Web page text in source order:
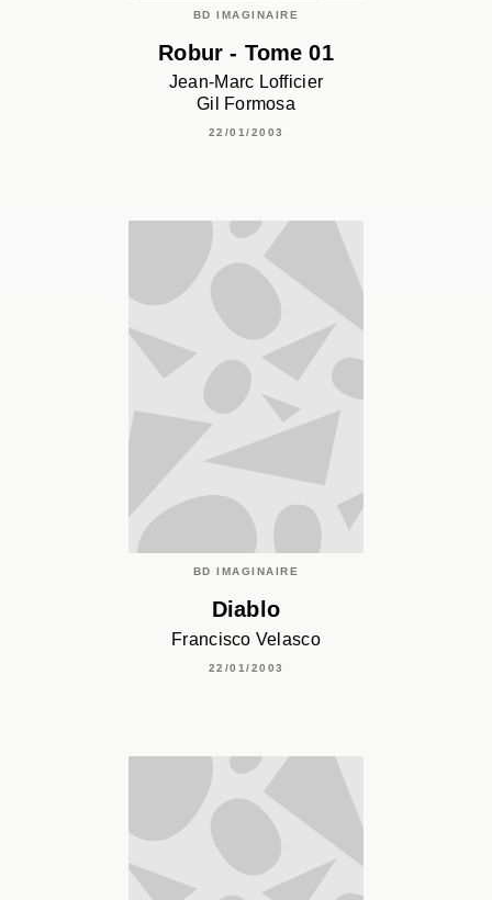
BD IMAGINAIRE
Robur - Tome 01
Jean-Marc Lofficier
Gil Formosa
22/01/2003
BD IMAGINAIRE
Diablo
Francisco Velasco
22/01/2003